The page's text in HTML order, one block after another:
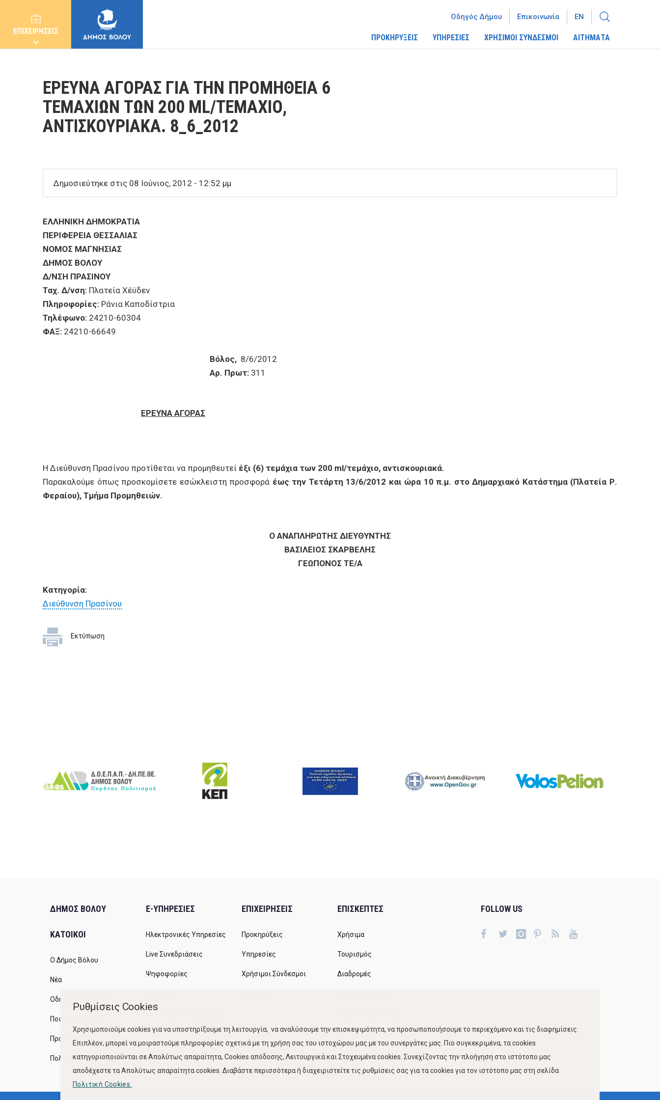
ΕΠΙΧΕΙΡΗΣΕΙΣ
ΕΠΙΧΕΙΡΗΣΕΙΣ
ΕΠΙΣΚΕΠΤΕΣ
ΠΡΟΚΗΡΥΞΕΙΣ ΥΠΗΡΕΣΙΕΣ ΧΡΗΣΙΜΟΙ ΣΥΝΔΕΣΜΟΙ ΑΙΤΗΜΑΤΑ
Οδηγός Δήμου Επικοινωνία EN
ΕΡΕΥΝΑ ΑΓΟΡΑΣ ΓΙΑ ΤΗΝ ΠΡΟΜΗΘΕΙΑ 6
ΤΕΜΑΧΙΩΝ ΤΩΝ 200 ML/ΤΕΜΑΧΙΟ,
ΑΝΤΙΣΚΟΥΡΙΑΚΑ. 8_6_2012
Δημοσιεύτηκε στις 08 Ιούνιος, 2012 - 12:52 μμ
ΕΛΛΗΝΙΚΗ ΔΗΜΟΚΡΑΤΙΑ
ΠΕΡΙΦΕΡΕΙΑ ΘΕΣΣΑΛΙΑΣ
ΝΟΜΟΣ ΜΑΓΝΗΣΙΑΣ
ΔΗΜΟΣ ΒΟΛΟΥ
Δ/ΝΣΗ ΠΡΑΣΙΝΟΥ
Ταχ. Δ/νση: Πλατεία Χέϋδεν
Πληροφορίες: Ράνια Καποδίστρια
Τηλέφωνο: 24210-60304
ΦΑΞ: 24210-66649
Βόλος, 8/6/2012
Αρ. Πρωτ: 311
ΕΡΕΥΝΑ ΑΓΟΡΑΣ
Η Διεύθυνση Πρασίνου προτίθεται να προμηθευτεί έξι (6) τεμάχια των 200 ml/τεμάχιο, αντισκουριακά.
Παρακαλούμε όπως προσκομίσετε εσώκλειστη προσφορά έως την Τετάρτη 13/6/2012 και ώρα 10 π.μ. στο Δημαρχιακό Κατάστημα (Πλατεία Ρ.
Φεραίου), Τμήμα Προμηθειών.
Ο ΑΝΑΠΛΗΡΩΤΗΣ ΔΙΕΥΘΥΝΤΗΣ
ΒΑΣΙΛΕΙΟΣ ΣΚΑΡΒΕΛΗΣ
ΓΕΩΠΟΝΟΣ ΤΕ/A
Κατηγορία:
Διεύθυνση Πρασίνου
Εκτύπωση
ΔΗΜΟΣ ΒΟΛΟΥ
ΚΑΤΟΙΚΟΙ
Ο Δήμος Βόλου
Νέα
Οδηγός του πολίτη
Ποιότητα Ζωής
Προγράμματα
Πολιτική Ποιότητας
E-ΥΠΗΡΕΣΙΕΣ
Ηλεκτρονικές Υπηρεσίες
Live Συνεδριάσεις
Ψηφοφορίες
ΕΠΙΧΕΙΡΗΣΕΙΣ
Προκηρύξεις
Υπηρεσίες
Χρήσιμοι Σύνδεσμοι
ΕΠΙΣΚΕΠΤΕΣ
Χρήσιμα
Τουρισμός
Διαδρομές
Κίνηση Λιμένος
FOLLOW US
Ρυθμίσεις Cookies
Χρησιμοποιούμε cookies για να υποστηρίξουμε τη λειτουργία, να αναλύσουμε την επισκεψιμότητα, να προσωποποιήσουμε το περιεχόμενο και τις διαφημίσεις.
Επιπλέον, μπορεί να μοιραστούμε πληροφορίες σχετικά με τη χρήση σας του ιστοχώρου μας με του συνεργάτες μας. Πιο συγκεκριμένα, τα cookies
κατηγοριοποιούνται σε Απολύτως απαραίτητα, Cookies απόδοσης, Λειτουργικά και Στοχευμένα cookies. Συνεχίζοντας την πλοήγηση στο ιστότοπο μας
αποδέχεστε τα Απολύτως απαραίτητα cookies. Διαβάστε περισσότερα ή διαχειριστείτε τις ρυθμίσεις σας για τα cookies για τον ιστότοπο μας στη σελίδα
Πολιτική Cookies.